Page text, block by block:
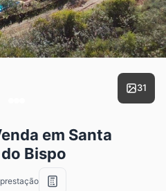
31
em Santa
Bispo